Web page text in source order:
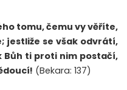
tomu, čemu vy věříte,
jestliže se však odvrátí,
Bůh ti proti nim postačí,
(Bekara: 137)